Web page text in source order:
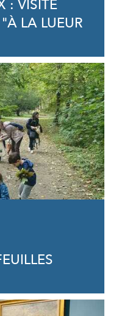
: VISITE
LA LUEUR